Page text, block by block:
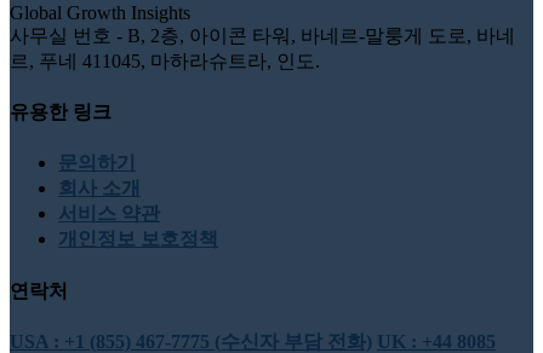
Global Growth Insights
사무실 번호 - B, 2층, 아이콘 타워, 바네르-말룽게 도로, 바네
르, 푸네 411045, 마하라슈트라, 인도.
유용한 링크
문의하기
회사 소개
서비스 약관
개인정보 보호정책
연락처
USA : +1 (855) 467-7775 (수신자 부담 전화) UK : +44 8085